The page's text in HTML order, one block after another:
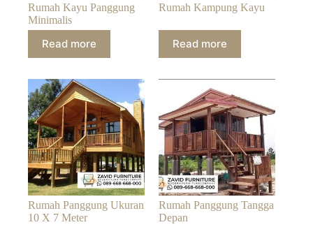
Rumah Kayu Panggung
Minimalis
Read more
Rumah Kampung Kayu
Read more
Rumah Panggung Ukuran
10 X 7 Meter
Rumah Panggung Tangga
Depan